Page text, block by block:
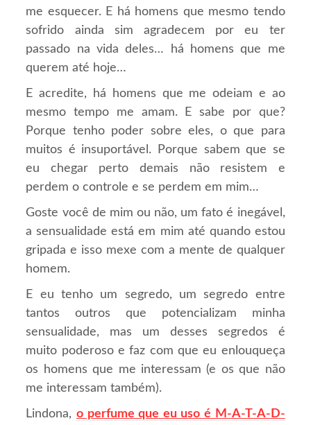
me esquecer. E há homens que mesmo tendo
sofrido ainda sim agradecem por eu ter
passado na vida deles… há homens que me
querem até hoje…
E acredite, há homens que me odeiam e ao
mesmo tempo me amam. E sabe por que?
Porque tenho poder sobre eles, o que para
muitos é insuportável. Porque sabem que se
eu chegar perto demais não resistem e
perdem o controle e se perdem em mim…
Goste você de mim ou não, um fato é inegável,
a sensualidade está em mim até quando estou
gripada e isso mexe com a mente de qualquer
homem.
E eu tenho um segredo, um segredo entre
tantos outros que potencializam minha
sensualidade, mas um desses segredos é
muito poderoso e faz com que eu enlouqueça
os homens que me interessam (e os que não
me interessam também).
Lindona,o perfume que eu uso é M-A-T-A-D-